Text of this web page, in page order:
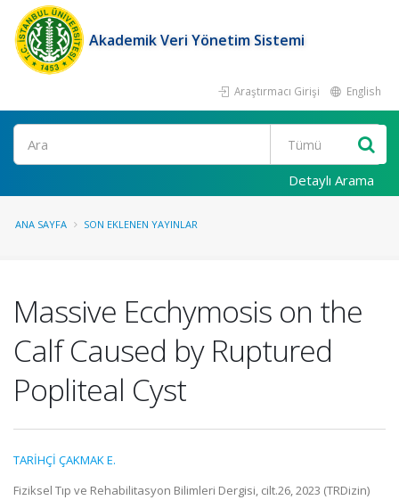
Akademik Veri Yönetim Sistemi
Araştırmacı Girişi English
Ara
Detaylı Arama
ANA SAYFA SON EKLENEN YAYINLAR
Massive Ecchymosis on the
Calf Caused by Ruptured
Popliteal Cyst
TARİHÇİ ÇAKMAK E.
Fiziksel Tıp ve Rehabilitasyon Bilimleri Dergisi, cilt.26, 2023 (TRDizin)